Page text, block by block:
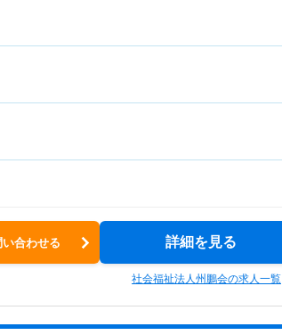
合わせる 詳細を見る
社会福祉法人州鵬会の求人一覧